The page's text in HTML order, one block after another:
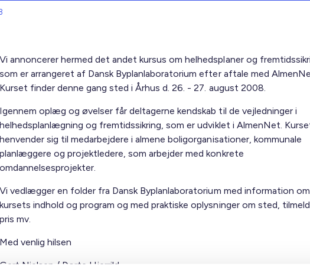
Vi annoncerer hermed det andet kursus om helhedsplaner og
som er arrangeret af Dansk Byplanlaboratorium efter aftale med
Kurset finder denne gang sted i Århus d. 26. - 27. august 2008.
Igennem oplæg og øvelser får deltagerne kendskab til de vejledninger i
helhedsplanlægning og fremtidssikring, som er udviklet i AlmenNet.
henvender sig til medarbejdere i almene boligorganisationer, kommunale
planlæggere og projektledere, som arbejder med konkrete
omdannelsesprojekter.
Vi vedlægger en folder fra Dansk Byplanlaboratorium med information om
kursets indhold og program og med praktiske oplysninger om sted,
pris mv.
Med venlig hilsen
Gert Nielsen / Dorte Hjerrild